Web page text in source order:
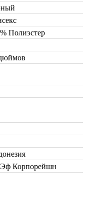
Полиэстер
Корпорейшн